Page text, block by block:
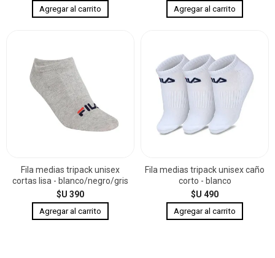
Fila medias tripack unisex
cortas lisa - blanco/negro/gris
$U 390
Fila medias tripack unisex caño
corto - blanco
$U 490